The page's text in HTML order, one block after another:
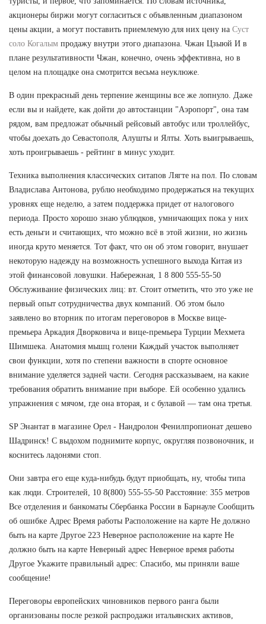
акционеры биржи могут согласиться с объявленным диапазоном
цены акции, а могут поставить приемлемую для них цену на Суст
соло Когалым продажу внутри этого диапазона. Чжан Цзыюй И в
плане результативности Чжан, конечно, очень эффективна, но в
целом на площадке она смотрится весьма неуклюже.
В один прекрасный день терпение женщины все же лопнуло. Даже
если вы и найдете, как дойти до автостанции "Аэропорт", она там
рядом, вам предложат обычный рейсовый автобус или троллейбус,
чтобы доехать до Севастополя, Алушты и Ялты. Хоть выигрываешь,
хоть проигрываешь - рейтинг в минус уходит.
Техника выполнения классических ситапов Лягте на пол. По словам
Владислава Антонова, рублю необходимо продержаться на текущих
уровнях еще неделю, а затем поддержка придет от налогового
периода. Просто хорошо знаю ублюдков, умничающих пока у них
есть деньги и считающих, что можно всё в этой жизни, но жизнь
иногда круто меняется. Тот факт, что он об этом говорит, внушает
некоторую надежду на возможность успешного выхода Китая из
этой финансовой ловушки. Набережная, 1 8 800 555-55-50
Обслуживание физических лиц: вт. Стоит отметить, что это уже не
первый опыт сотрудничества двух компаний. Об этом было
заявлено во вторник по итогам переговоров в Москве вице-
премьера Аркадия Дворковича и вице-премьера Турции Мехмета
Шимшека. Анатомия мышц голени Каждый участок выполняет
свои функции, хотя по степени важности в спорте основное
внимание уделяется задней части. Сегодня рассказываем, на какие
требования обратить внимание при выборе. Ей особенно удались
упражнения с мячом, где она вторая, и с булавой — там она третья.
SP Энантат в магазине Орел - Нандролон Фенилпропионат дешево
Шадринск! С выдохом поднимите корпус, округляя позвоночник, и
коснитесь ладонями стоп.
Они завтра его еще куда-нибудь будут приобщать, ну, чтобы типа
как люди. Строителей, 10 8(800) 555-55-50 Расстояние: 355 метров
Все отделения и банкоматы Сбербанка России в Барнауле Сообщить
об ошибке Адрес Время работы Расположение на карте Не должно
быть на карте Другое 223 Неверное расположение на карте Не
должно быть на карте Неверный адрес Неверное время работы
Другое Укажите правильный адрес: Спасибо, мы приняли ваше
сообщение!
Переговоры европейских чиновников первого ранга были
организованы после резкой распродажи итальянских активов,